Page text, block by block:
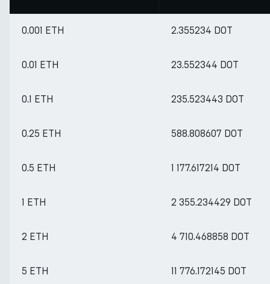
0.001 ETH 2.355234 DOT
0.01 ETH 23.552344 DOT
0.1 ETH 235.523443 DOT
0.25 ETH 588.808607 DOT
0.5 ETH 1 177.617214 DOT
1 ETH 2 355.234429 DOT
2 ETH 4 710.468858 DOT
5 ETH 11 776.172145 DOT